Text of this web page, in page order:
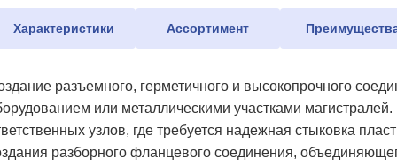
Характеристики Ассортимент
разъемного, герметичного и высокопрочного
или металлическими участками
узлов, где требуется надежная стыковка
разборного фланцевого соединения,